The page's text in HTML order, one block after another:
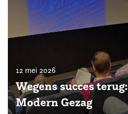
12 mei 2026
Wegens succes
Modern Gezag